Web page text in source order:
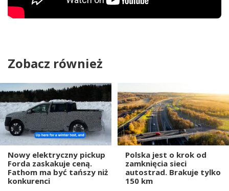
Zobacz również
Nowy elektryczny pickup
Forda zaskakuje ceną.
Fathom ma być tańszy niż
konkurenci
Polska jest o krok od
zamknięcia sieci
autostrad. Brakuje tylko
150 km